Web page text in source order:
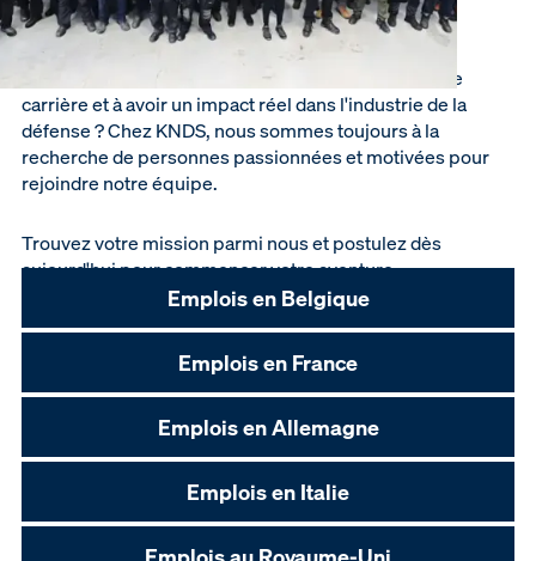
Êtes-vous prêt à franchir la prochaine étape de votre
carrière et à avoir un impact réel dans l'industrie de la
défense ? Chez KNDS, nous sommes toujours à la
recherche de personnes passionnées et motivées pour
rejoindre notre équipe.
Trouvez votre mission parmi nous et postulez dès
aujourd'hui pour commencer votre aventure.
Emplois en Belgique
Emplois en France
Emplois en Allemagne
Emplois en Italie